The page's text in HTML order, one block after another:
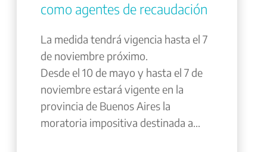
como agentes de recaudación
La medida tendrá vigencia hasta el 7
de noviembre próximo.
Desde el 10 de mayo y hasta el 7 de
noviembre estará vigente en la
provincia de Buenos Aires la
moratoria impositiva destinada a...